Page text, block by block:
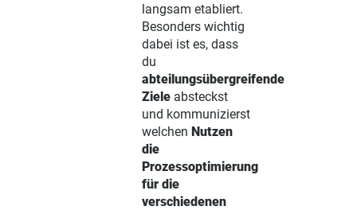
langsam etabliert.
Besonders wichtig
dabei ist es, dass
du
abteilungsübergreifende
Ziele absteckst
und kommunizierst
welchen Nutzen
die
Prozessoptimierung
für die
verschiedenen